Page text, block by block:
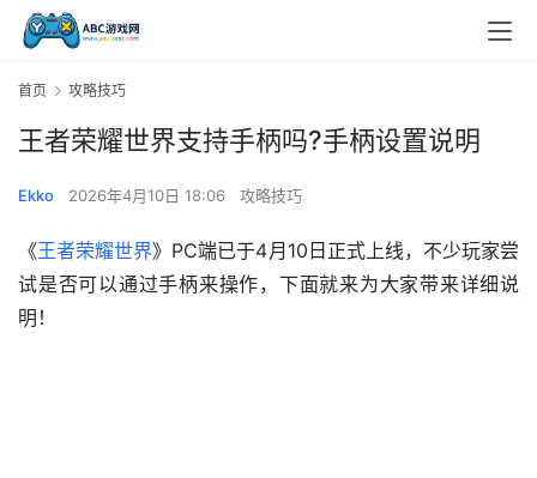
首页 攻略技巧
王者荣耀世界支持手柄吗?手柄设置说明
Ekko 2026年4月10日 18:06 攻略技巧
《王者荣耀世界》PC端已于4月10日正式上线，不少玩家尝
试是否可以通过手柄来操作，下面就来为大家带来详细说
明！